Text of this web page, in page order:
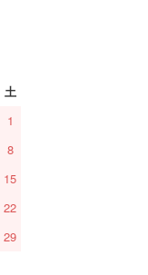
土
1
8
15
22
29